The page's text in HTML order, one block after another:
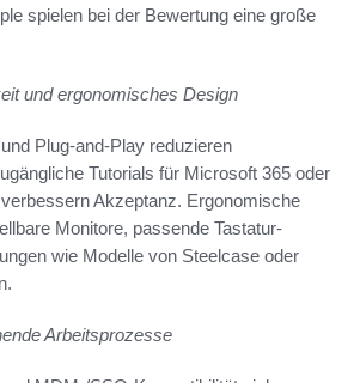
spielen bei der Bewertung eine große
und ergonomisches Design
Plug-and-Play reduzieren
Tutorials für Microsoft 365 oder
Akzeptanz. Ergonomische
Monitore, passende Tastatur-
wie Modelle von Steelcase oder
Arbeitsprozesse